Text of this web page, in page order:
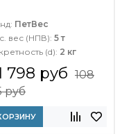
ПетВес
вес (НПВ): 5 т
(d): 2 кг
798 руб 108
руб